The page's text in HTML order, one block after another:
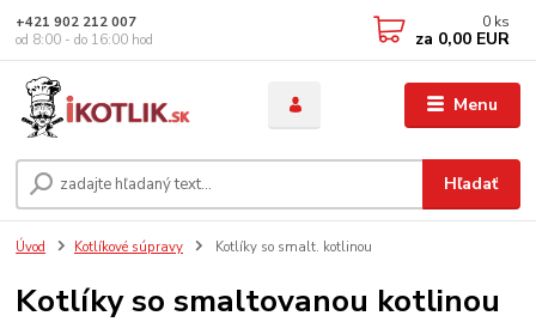
Menu
Hľadať
+421 902 212 007
od 8:00 - do 16:00 hod
0 ks
za 0,00 EUR
Úvod Kotlíkové súpravy Kotlíky so smalt. kotlinou
Kotlíky so smaltovanou kotlinou